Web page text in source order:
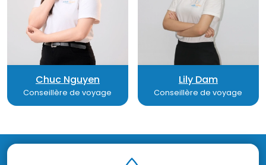
Chuc Nguyen
Conseillère de voyage
Lily Dam
Conseillère de voyage